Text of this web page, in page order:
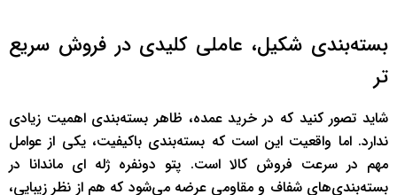
بسته‌بندی شکیل، عاملی کلیدی در فروش سریع
‌تر
شاید تصور کنید که در خرید عمده، ظاهر بسته‌بندی اهمیت زیادی
ندارد. اما واقعیت این است که بسته‌بندی باکیفیت، یکی از عوامل
مهم در سرعت فروش کالا است. پتو دونفره ژله ای ماندانا در
بسته‌بندی‌های شفاف و مقاومی عرضه می‌شود که هم از نظر زیبایی،